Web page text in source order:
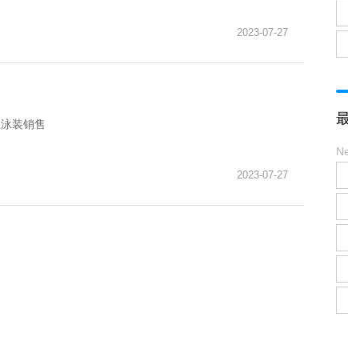
2023-07-27
装销售
2023-07-27